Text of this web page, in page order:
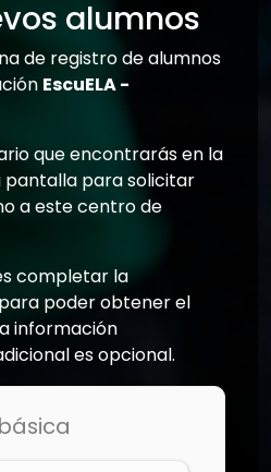
alumnos
de registro de alumnos
EscuELA -
que encontrarás en la
para solicitar
a este centro de
completar la
poder obtener el
información
es opcional.